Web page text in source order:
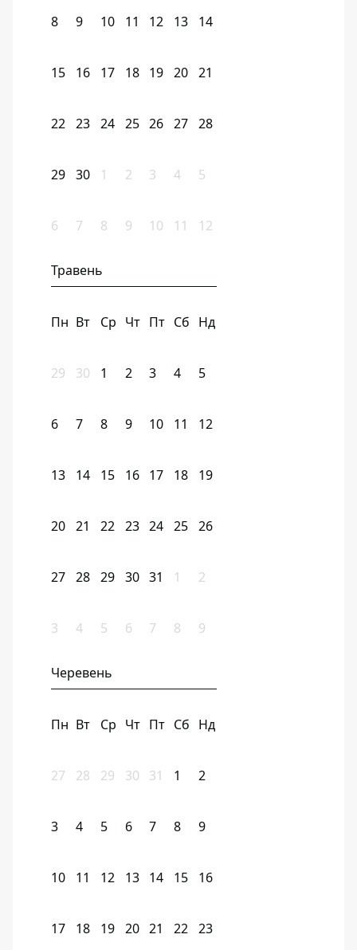
8 9 10 11 12 13 14
15 16 17 18 19 20 21
22 23 24 25 26 27 28
29 30 1 2 3 4 5
6 7 8 9 10 11 12
Травень
Пн Вт Ср Чт Пт Сб Нд
29 30 1 2 3 4 5
6 7 8 9 10 11 12
13 14 15 16 17 18 19
20 21 22 23 24 25 26
27 28 29 30 31 1 2
3 4 5 6 7 8 9
Черевень
Пн Вт Ср Чт Пт Сб Нд
27 28 29 30 31 1 2
3 4 5 6 7 8 9
10 11 12 13 14 15 16
17 18 19 20 21 22 23